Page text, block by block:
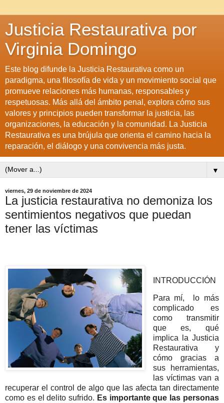
Justicia Restaurativa por
Virginia Domingo
Este blog difunde la Justicia Restaurativa como un
paradigma, una filosofía de vida y un movimiento social que
promueve relaciones más humanas, responsables y
respetuosas. Más allá del ámbito penal, explora cómo sus
valores y principios pueden transformar la justicia, las
organizaciones, la educación y la comunidad. La Justicia
Restaurativa es una brújula que orienta el camino hacia la
reparación, el diálogo y una convivencia más justa.
▼
viernes, 29 de noviembre de 2024
La justicia restaurativa no demoniza los
sentimientos negativos que puedan
tener las víctimas
INTRODUCCIÓN
Para mí, lo más
complicado es
como transmitir
que es, qué
implica la Justicia
Restaurativa y
cómo gracias a
sus herramientas,
las víctimas van a
recuperar el control de algo que las afecta tan directamente
como es el delito sufrido. Es importante que las personas